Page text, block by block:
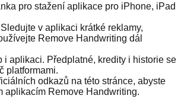
pro stažení aplikace pro iPhone, iPad
v aplikaci krátké reklamy,
Remove Handwriting dál
i aplikaci. Předplatné, kredity i historie se
platformami.
odkazů na této stránce, abyste
aplikacím Remove Handwriting.